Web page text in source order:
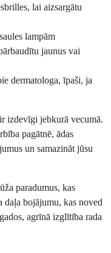
lai aizsargātu
lampām
jaunus vai
dermatologa, īpaši, ja
izdevīgi jebkurā vecumā.
pagātnē, ādas
un samazināt jūsu
paradumus, kas
bojājumu, kas noved
agrīnā izglītība rada